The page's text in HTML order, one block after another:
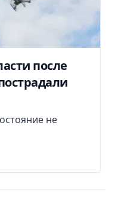
после
не